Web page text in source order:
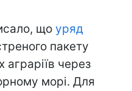
що уряд
пакету
аграріїв через
морі. Для